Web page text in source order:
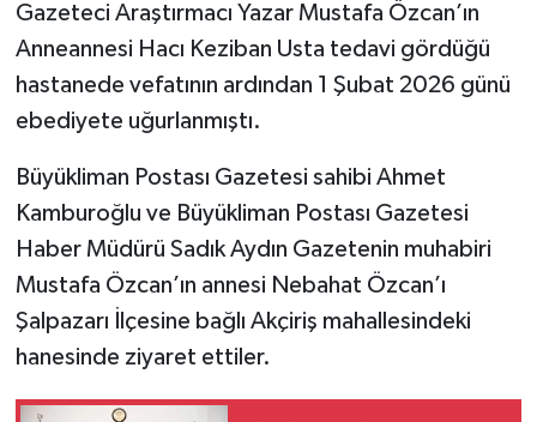
Gazeteci Araştırmacı Yazar Mustafa Özcan’ın
Anneannesi Hacı Keziban Usta tedavi gördüğü
hastanede vefatının ardından 1 Şubat 2026 günü
ebediyete uğurlanmıştı.
Büyükliman Postası Gazetesi sahibi Ahmet
Kamburoğlu ve Büyükliman Postası Gazetesi
Haber Müdürü Sadık Aydın Gazetenin muhabiri
Mustafa Özcan’ın annesi Nebahat Özcan’ı
Şalpazarı İlçesine bağlı Akçiriş mahallesindeki
hanesinde ziyaret ettiler.